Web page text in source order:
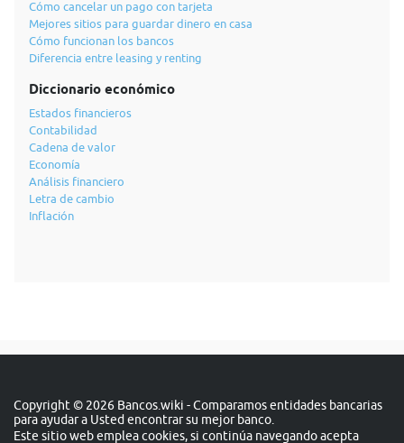
Cómo cancelar un pago con tarjeta
Mejores sitios para guardar dinero en casa
Cómo funcionan los bancos
Diferencia entre leasing y renting
Diccionario económico
Estados financieros
Contabilidad
Cadena de valor
Economía
Análisis financiero
Letra de cambio
Inflación
Copyright © 2026 Bancos.wiki - Comparamos entidades bancarias
para ayudar a Usted encontrar su mejor banco.
Este sitio web emplea cookies, si continúa navegando acepta